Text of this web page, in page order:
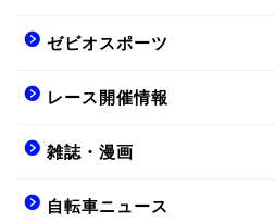
ゼビオスポーツ
レース開催情報
雑誌・漫画
自転車ニュース